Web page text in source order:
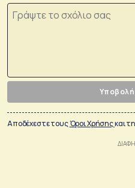
Αποδέχεστε τουςΌροι Χρήσηςκαι